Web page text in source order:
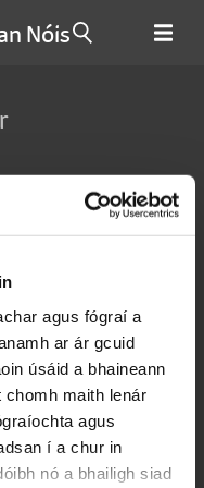
agus fógraí a
ar ár gcuid
úsáid a bhaineann
chomh maith lenár
agus
í a chur in
nó a bhailigh siad
Nóis